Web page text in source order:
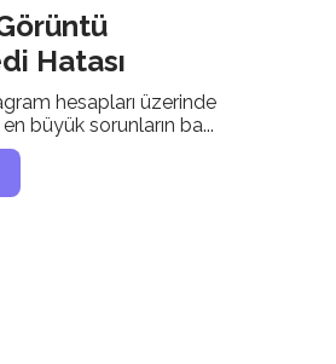
Hatası
hesapları üzerinde
büyük sorunların ba...